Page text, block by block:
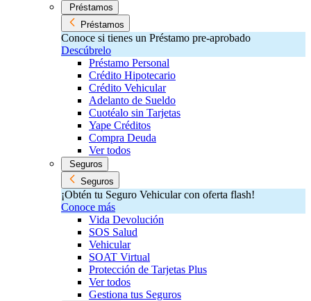
Préstamos
Préstamos
Conoce si tienes un Préstamo pre-aprobado
Descúbrelo
Préstamo Personal
Crédito Hipotecario
Crédito Vehicular
Adelanto de Sueldo
Cuotéalo sin Tarjetas
Yape Créditos
Compra Deuda
Ver todos
Seguros
Seguros
¡Obtén tu Seguro Vehicular con oferta flash!
Conoce más
Vida Devolución
SOS Salud
Vehicular
SOAT Virtual
Protección de Tarjetas Plus
Ver todos
Gestiona tus Seguros